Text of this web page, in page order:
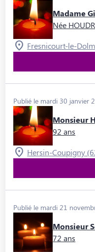
Madame
Née
Fresnicourt-le-
Publié le mardi 30 janvier
Monsieur
92 ans
Hersin-Coupigny
Publié le mardi 21
Monsieur
72 ans